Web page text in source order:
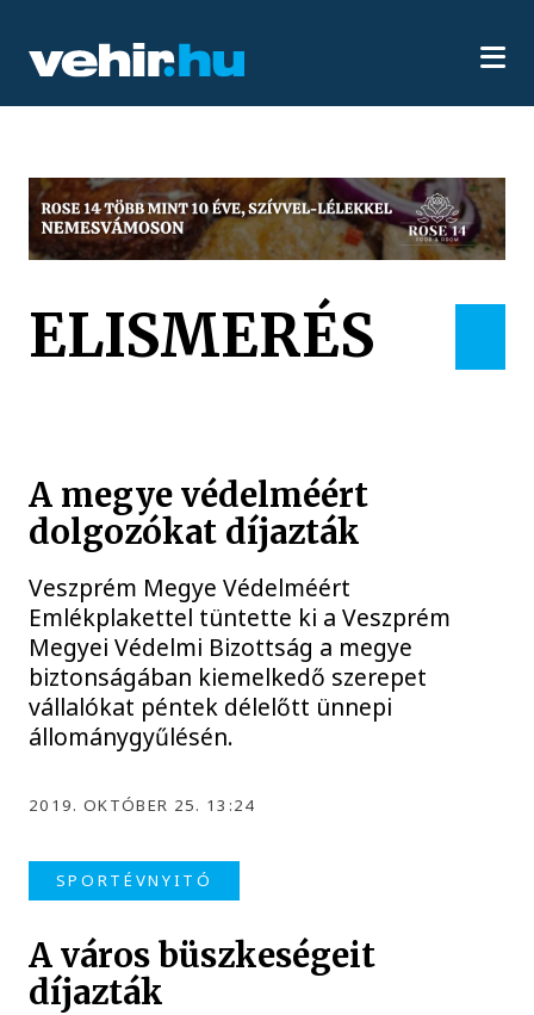
ELISMERÉS
A megye védelméért
dolgozókat díjazták
Veszprém Megye Védelméért
Emlékplakettel tüntette ki a Veszprém
Megyei Védelmi Bizottság a megye
biztonságában kiemelkedő szerepet
vállalókat péntek délelőtt ünnepi
állománygyűlésén.
2019. OKTÓBER 25. 13:24
SPORTÉVNYITÓ
A város büszkeségeit
díjazták